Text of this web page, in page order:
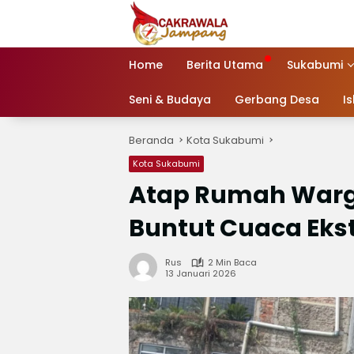
Home Berita Utama Sukabumi
Seni & Budaya Gerbang Desa
Beranda Kota Sukabumi
Kota Sukabumi
‎Atap Rumah
Buntut Cuaca
Rus
2 Min Baca
13 Januari 2026